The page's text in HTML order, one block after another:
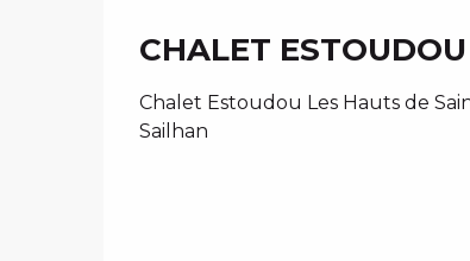
CHALET
Chalet Estoudou Les Hauts de
Sailhan